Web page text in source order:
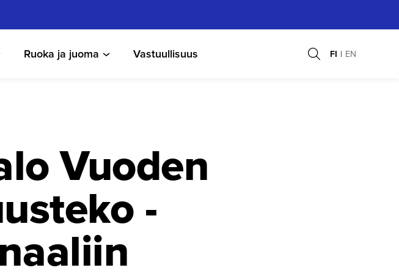
Ruoka ja juoma Vastuullisuus FI EN
Vuoden
-